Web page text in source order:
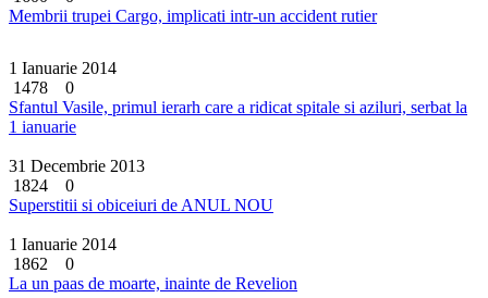
Membrii trupei Cargo, implicati intr-un accident rutier
1 Ianuarie 2014
1478
0
Sfantul Vasile, primul ierarh care a ridicat spitale si aziluri, serbat la
1 ianuarie
31 Decembrie 2013
1824
0
Superstitii si obiceiuri de ANUL NOU
1 Ianuarie 2014
1862
0
La un paas de moarte, inainte de Revelion